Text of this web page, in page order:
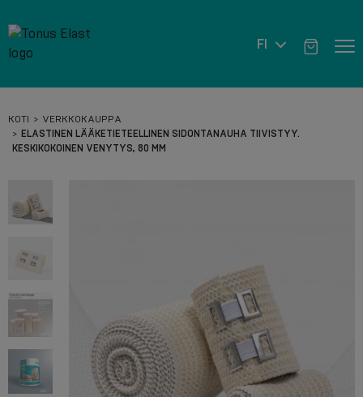
FI
KOTI
VERKKOKAUPPA
ELASTINEN LÄÄKETIETEELLINEN SIDONTANAUHA TIIVISTYY.
KESKIKOKOINEN VENYTYS, 80 MM